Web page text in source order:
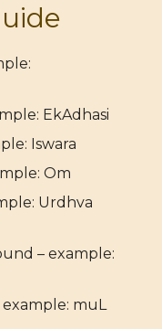
EkAdhasi
Iswara
Om
Urdhva
– example:
example: muL